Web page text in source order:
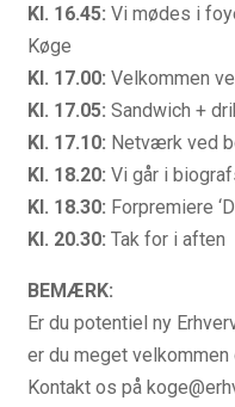
Kl. 16.45: Vi mødes i
Køge
Kl. 17.00: Velkommen
Kl. 17.05: Sandwich +
Kl. 17.10: Netværk ved
Kl. 18.20: Vi går i
Kl. 18.30: Forpremiere
Kl. 20.30: Tak for i aften
BEMÆRK:
Er du potentiel ny
er du meget velkommen
Kontakt os på